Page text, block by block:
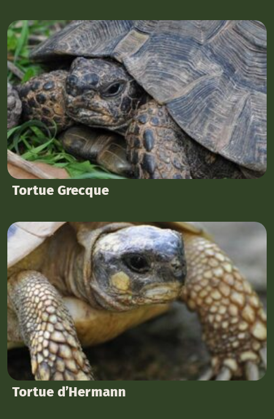
Tortue Grecque
Tortue d’Hermann